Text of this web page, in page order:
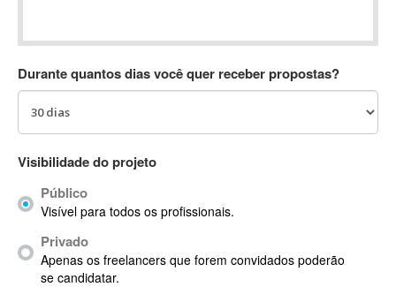
AC Drives
ACARS
AccountMate
Acrobat
Acrobat X
Acronis
ACT
Durante quantos dias você quer receber propostas?
Visibilidade do projeto
Público
Visível para todos os profissionais.
Privado
Apenas os freelancers que forem convidados poderão
se candidatar.